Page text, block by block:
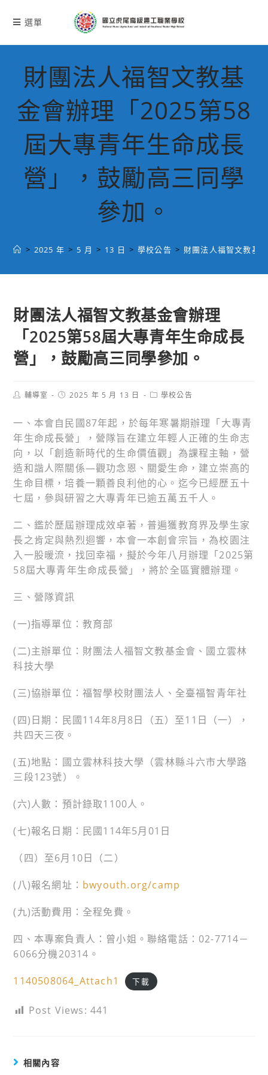
選單
財團法人福智文教基
金會辦理「2025第58
屆大專青年生命成長
營」，鼓勵高三同學
參加。
> 2025 年 > 5 月 > 13 日 > 學校公告 > 財團法人福智文教基
財團法人福智文教基金會辦理
「2025第58屆大專青年生命成長
營」，鼓勵高三同學參加。
Post輔導室
Post2025 年 5 月 13 日
Post學校公告
一、本會自民國87年起，於每年寒暑期辦理「大專青
年生命成長營」，營隊旨在建立年輕人正確的生命志
向，以「創造新時代的生命價值觀」為課程主軸，營
造和諧人際關係—觀功念恩、關愛生命，建立崇高的
生命目標，培養一顆善良利他的心。迄今已經歷五十
七屆，參與研習之大專青年已逾五萬五千人。
二、鑑於歷屆辦理成效卓著，普遍獲教育界及學生家
長之肯定與熱烈迴響，本會一本創會宗旨，為校園注
入一股暖流，找回幸福，擬於今年八月辦理「2025第
58屆大專青年生命成長營」，將於全區實體辦理。
三、營隊資訊
(一)指導單位：教育部
(二)主辦單位：財團法人福智文教基金會、國立雲林
科技大學
(三)協辦單位：福智學校財團法人、全臺福智青年社
(四)日期：民國114年8月8日（五）至11日（一），
共四天三夜。
(五)地點：國立雲林科技大學（雲林縣斗六市大學路
三段123號）。
(六)人數：預計錄取1100人。
(七)報名日期：民國114年5月01日
（四）至6月10日（二）
(八)報名網址： bwyouth.org/camp
(九)活動費用：全程免費。
四、本專案負責人：曾小姐。聯絡電話：02-7714－
6066分機20314。
1140508064_Attach1 下載
Post Views: 441
相關內容